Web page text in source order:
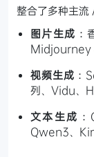
整合了多种主流
图片生成 ：
Midjourney
视频生成 ：
列、Vidu、
文本生成
Qwen3、